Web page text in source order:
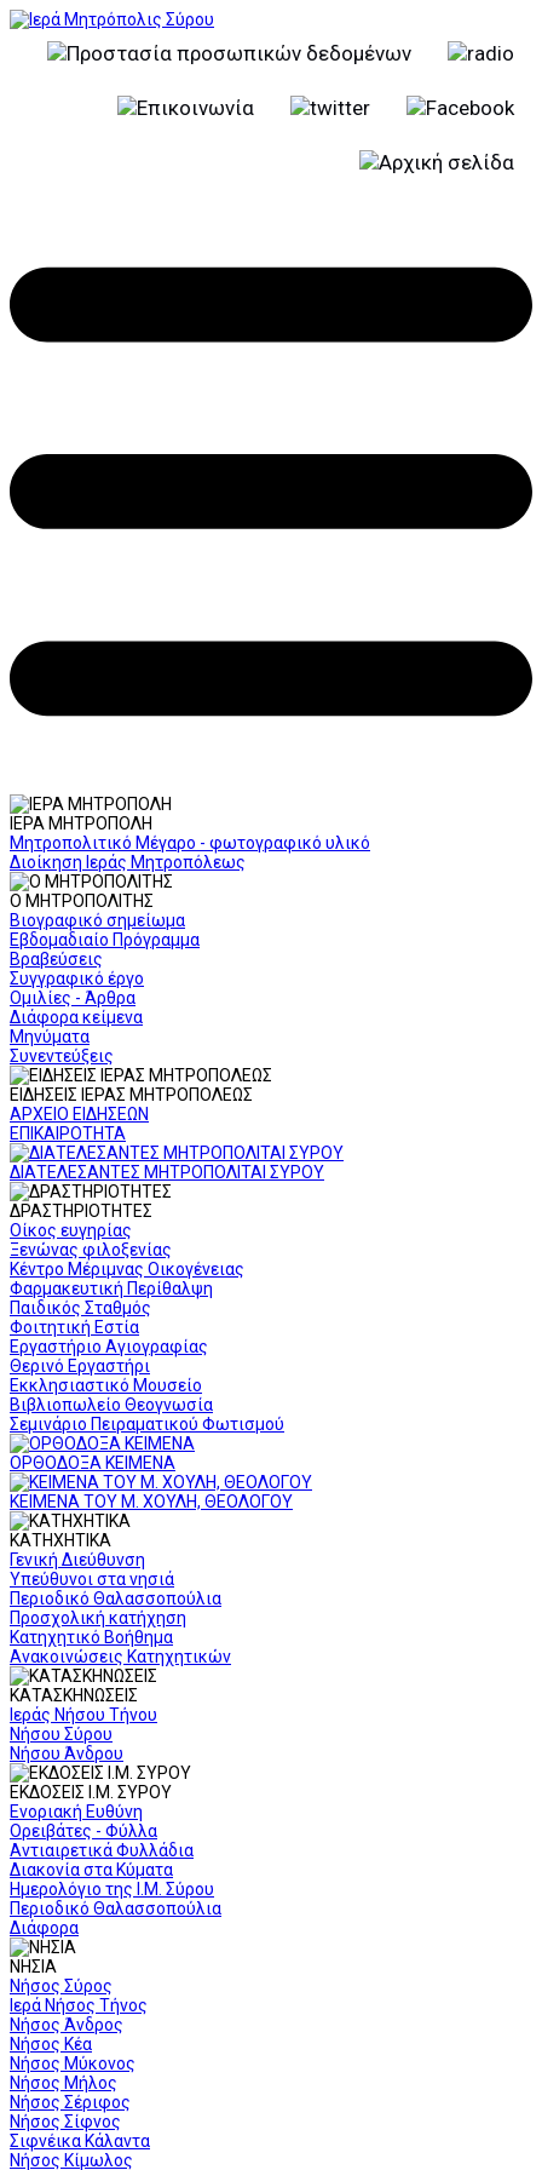
ΙΕΡΑ ΜΗΤΡΟΠΟΛΗ
Μητροπολιτικό Μέγαρο - φωτογραφικό υλικό
Διοίκηση Ιεράς Μητροπόλεως
Ο ΜΗΤΡΟΠΟΛΙΤΗΣ
Βιογραφικό σημείωμα
Εβδομαδιαίο Πρόγραμμα
Βραβεύσεις
Συγγραφικό έργο
Ομιλίες - Άρθρα
Διάφορα κείμενα
Μηνύματα
Συνεντεύξεις
ΕΙΔΗΣΕΙΣ ΙΕΡΑΣ ΜΗΤΡΟΠΟΛΕΩΣ
ΑΡΧΕΙΟ ΕΙΔΗΣΕΩΝ
ΕΠΙΚΑΙΡΟΤΗΤΑ
ΔΙΑΤΕΛΕΣΑΝΤΕΣ ΜΗΤΡΟΠΟΛΙΤΑΙ ΣΥΡΟΥ
ΔΡΑΣΤΗΡΙΟΤΗΤΕΣ
Οίκος ευγηρίας
Ξενώνας φιλοξενίας
Κέντρο Μέριμνας Οικογένειας
Φαρμακευτική Περίθαλψη
Παιδικός Σταθμός
Φοιτητική Εστία
Εργαστήριο Αγιογραφίας
Θερινό Εργαστήρι
Εκκλησιαστικό Μουσείο
Βιβλιοπωλείο Θεογνωσία
Σεμινάριο Πειραματικού Φωτισμού
ΟΡΘΟΔΟΞΑ ΚΕΙΜΕΝΑ
ΚΕΙΜΕΝΑ ΤΟΥ Μ. ΧΟΥΛΗ, ΘΕΟΛΟΓΟΥ
ΚΑΤΗΧΗΤΙΚΑ
Γενική Διεύθυνση
Υπεύθυνοι στα νησιά
Περιοδικό Θαλασσοπούλια
Προσχολική κατήχηση
Κατηχητικό Βοήθημα
Ανακοινώσεις Κατηχητικών
ΚΑΤΑΣΚΗΝΩΣΕΙΣ
Ιεράς Νήσου Τήνου
Νήσου Σύρου
Νήσου Άνδρου
ΕΚΔΟΣΕΙΣ Ι.Μ. ΣΥΡΟΥ
Ενοριακή Ευθύνη
Ορειβάτες - Φύλλα
Αντιαιρετικά Φυλλάδια
Διακονία στα Κύματα
Ημερολόγιο της Ι.Μ. Σύρου
Περιοδικό Θαλασσοπούλια
Διάφορα
ΝΗΣΙΑ
Νήσος Σύρος
Ιερά Νήσος Τήνος
Νήσος Άνδρος
Νήσος Κέα
Νήσος Μύκονος
Νήσος Μήλος
Νήσος Σέριφος
Νήσος Σίφνος
Σιφνέικα Κάλαντα
Νήσος Κίμωλος